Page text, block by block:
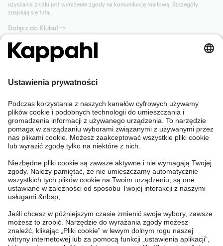
uzyskania zniżki jest wyrażenie zgody na komunikację mailową. Szczegóły
znajdują się tutaj.
Dołącz do Klubu!
Potrzebujesz pomocy?
Sklep internetowy
Częste pytania
Twoje zamówienie
Skontaktuj się z nami
Znajdź sklep
Kappahl Club
Mój profil
Kappahl Club
Warunki członkostwa
O nas
O Kappahl Group
Zrównoważony rozwój
Praca u nas
Warunki i zasady
Ogólne warunki zakupu
Więcej od nas